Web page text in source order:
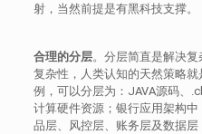
射，当然前提是有黑科技支撑。
合理的分层。分层简直是解决
复杂性，人类认知的天然策略
例，可以分层为：JAVA源码、
计算硬件资源；银行应用架构
品层、风控层、账务层及数据